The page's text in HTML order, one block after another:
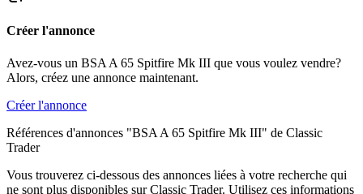
Créer l'annonce
Avez-vous un BSA A 65 Spitfire Mk III que vous voulez vendre?
Alors, créez une annonce maintenant.
Créer l'annonce
Références d'annonces "BSA A 65 Spitfire Mk III" de Classic
Trader
Vous trouverez ci-dessous des annonces liées à votre recherche qui
ne sont plus disponibles sur Classic Trader. Utilisez ces informations